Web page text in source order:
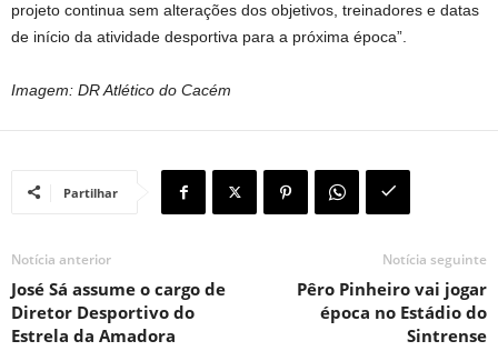
projeto continua sem alterações dos objetivos, treinadores e datas
de início da atividade desportiva para a próxima época”.
Imagem: DR Atlético do Cacém
Partilhar
Notícia anterior
José Sá assume o cargo de
Diretor Desportivo do
Estrela da Amadora
Notícia seguinte
Pêro Pinheiro vai jogar
época no Estádio do
Sintrense